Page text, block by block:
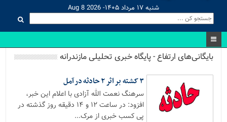
شنبه ۱۷ مرداد ۱۴۰۵- Aug 8 2026
بایگانی‌های ارتفاع - پایگاه خبری تحلیلی مازندرانه
۳ کشته بر اثر ۲ حادثه در آمل
سرهنگ نعمت الله آزادی با اعلام این خبر،
افزود: در ساعت ۱۲ و ۱۴ دقیقه روز گذشته در
پی کسب خبری از مرک...